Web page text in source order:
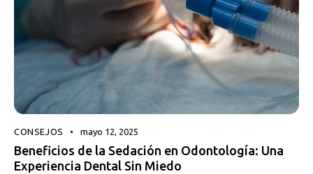
CONSEJOS mayo 12, 2025
Beneficios de la Sedación en Odontología: Una
Experiencia Dental Sin Miedo